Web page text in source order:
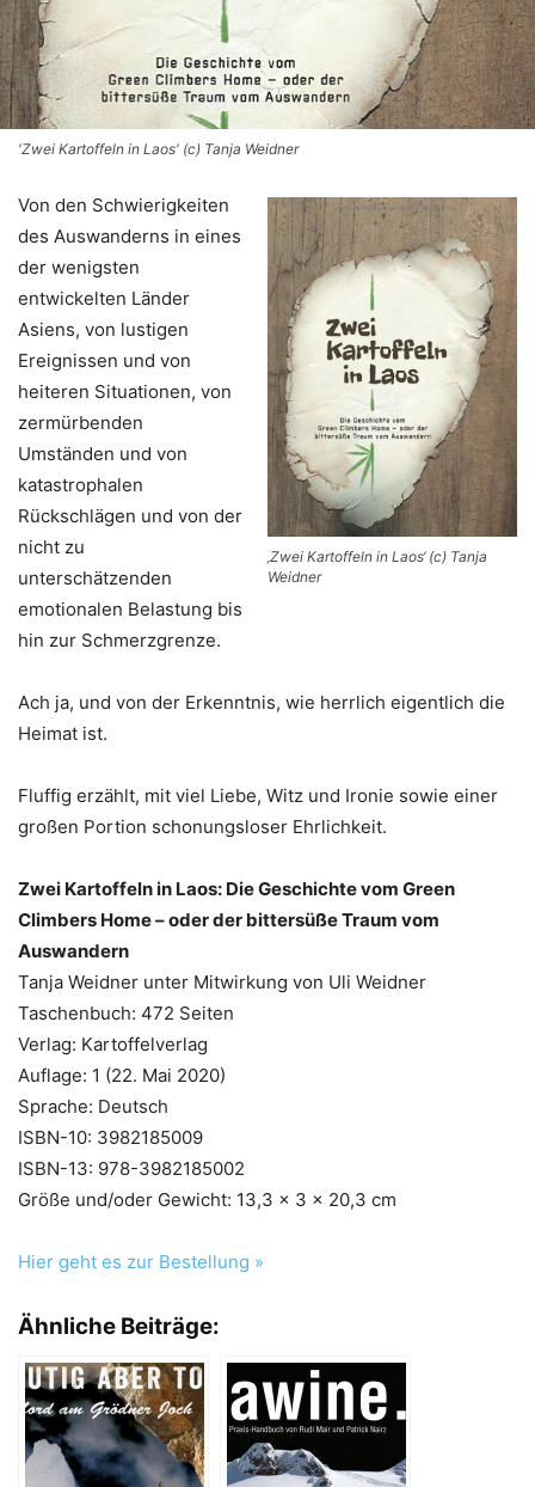
'Zwei Kartoffeln in Laos' (c) Tanja Weidner
‚Zwei Kartoffeln in Laos‘ (c) Tanja
Weidner
Von den Schwierigkeiten
des Auswanderns in eines
der wenigsten
entwickelten Länder
Asiens, von lustigen
Ereignissen und von
heiteren Situationen, von
zermürbenden
Umständen und von
katastrophalen
Rückschlägen und von der
nicht zu
unterschätzenden
emotionalen Belastung bis
hin zur Schmerzgrenze.
Ach ja, und von der Erkenntnis, wie herrlich eigentlich die
Heimat ist.
Fluffig erzählt, mit viel Liebe, Witz und Ironie sowie einer
großen Portion schonungsloser Ehrlichkeit.
Zwei Kartoffeln in Laos: Die Geschichte vom Green
Climbers Home –oder der bittersüße Traum vom
Auswandern
Tanja Weidner unter Mitwirkung von Uli Weidner
Taschenbuch: 472 Seiten
Verlag: Kartoffelverlag
Auflage: 1 (22. Mai 2020)
Sprache: Deutsch
ISBN-10: 3982185009
ISBN-13: 978-3982185002
Größe und/oder Gewicht: 13,3 x 3 x 20,3 cm
Hier geht es zur Bestellung »
Ähnliche Beiträge: